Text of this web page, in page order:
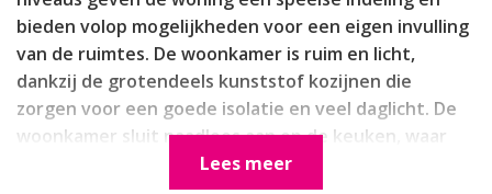
bieden volop mogelijkheden voor een eigen invulling
van de ruimtes. De woonkamer is ruim en licht,
dankzij de grotendeels kunststof kozijnen die
zorgen voor een goede isolatie en veel daglicht. De
woonkamer sluit naadloos aan op de keuken, waar
koken een plezier wordt. Vanuit de keuken heeft u
Lees meer